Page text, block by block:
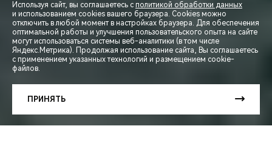
СПЕЦПРЕДЛОЖЕНИЯ
Используя сайт, вы соглашаетесь с политикой обработки данных
и использованием cookies вашего браузера. Cookies можно
отключить в любой момент в настройках браузера. Для обеспечения
оптимальной работы и улучшения пользовательского опыта на сайте
могут использоваться системы веб-аналитики (в том числе
Яндекс.Метрика). Продолжая использование сайта, Вы соглашаетесь
с применением указанных технологий и размещением cookie-
файлов.
ПРИНЯТЬ